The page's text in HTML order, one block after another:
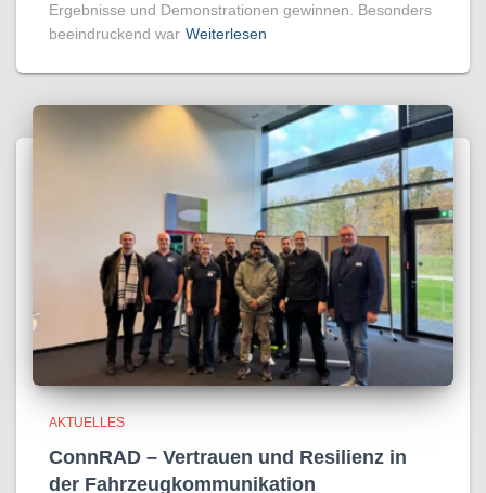
Ergebnisse und Demonstrationen gewinnen. Besonders
beeindruckend war Weiterlesen
AKTUELLES
ConnRAD – Vertrauen und Resilienz in
der Fahrzeugkommunikation